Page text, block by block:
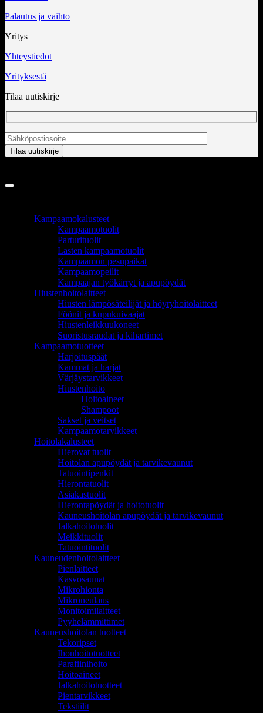
Palautus ja vaihto
Yritys
Yhteystiedot
Yrityksestä
Tilaa uutiskirje
Kampaamokalusteet
Kampaamotuolit
Parturituolit
Lasten kampaamotuolit
Kampaamon pesupaikat
Kampaamopeilit
Kampaajan työkärryt ja apupöydät
Hiustenhoitolaitteet
Hiusten lämpösäteilijät ja höyryhoitolaitteet
Föönit ja kupukuivaajat
Hiustenleikkuukoneet
Suoristusraudat ja kihartimet
Kampaamotuotteet
Harjoituspäät
Kammat ja harjat
Värjäystarvikkeet
Hiustenhoito
Hoitoaineet
Shampoot
Sakset ja veitset
Kampaamotarvikkeet
Hoitolakalusteet
Hierovat tuolit
Hoitolan apupöydät ja tarvikevaunut
Tatuointipenkit
Hierontatuolit
Asiakastuolit
Hierontapöydät ja hoitotuolit
Kauneushoitolan apupöydät ja tarvikevaunut
Jalkahoitotuolit
Meikkituolit
Tatuointituolit
Kauneudenhoitolaitteet
Pienlaitteet
Kasvosaunat
Mikrohionta
Mikroneulaus
Monitoimilaitteet
Pyyhelämmittimet
Kauneushoitolan tuotteet
Tekoripset
Ihonhoitotuotteet
Parafiinihoito
Hoitoaineet
Jalkahoitotuotteet
Pientarvikkeet
Tekstiilit